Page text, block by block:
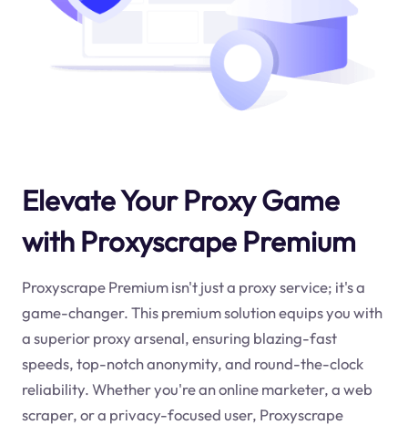
Elevate Your Proxy Game
with Proxyscrape Premium
Proxyscrape Premium isn't just a proxy service; it's a
game-changer. This premium solution equips you with
a superior proxy arsenal, ensuring blazing-fast
speeds, top-notch anonymity, and round-the-clock
reliability. Whether you're an online marketer, a web
scraper, or a privacy-focused user, Proxyscrape